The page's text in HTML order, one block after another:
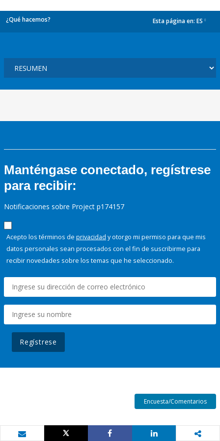
¿Qué hacemos? Esta página en: ES
Manténgase conectado, regístrese
para recibir:
Notificaciones sobre Project p174157
Acepto los términos de privacidad y otorgo mi permiso para que mis
datos personales sean procesados con el fin de suscribirme para
recibir novedades sobre los temas que he seleccionado.
Regístrese
Encuesta/Comentarios